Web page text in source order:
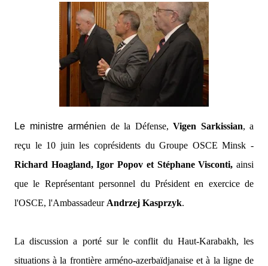
Le ministre arménien de la Défense, Vigen Sarkissian, a
reçu le 10 juin les coprésidents du Groupe OSCE Minsk -
Richard Hoagland, Igor Popov et Stéphane Visconti, ainsi
que le Représentant personnel du Président en exercice de
l'OSCE, l'Ambassadeur Andrzej Kasprzyk.
La discussion a porté sur le conflit du Haut-Karabakh, les
situations à la frontière arméno-azerbaïdjanaise et à la ligne de